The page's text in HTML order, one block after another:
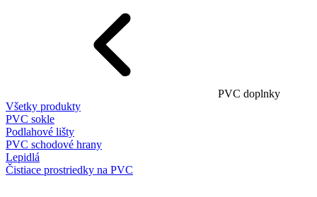
PVC doplnky
Všetky produkty
PVC sokle
Podlahové lišty
PVC schodové hrany
Lepidlá
Čistiace prostriedky na PVC